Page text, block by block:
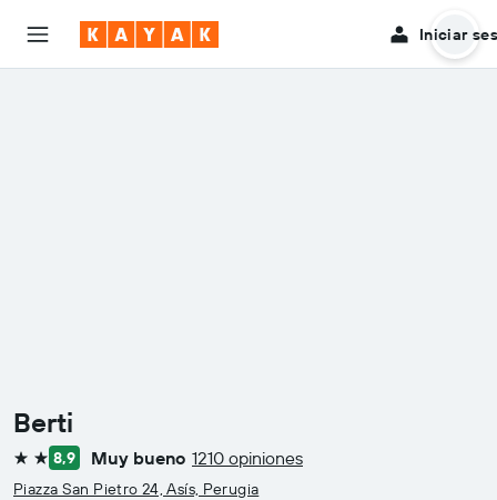
Iniciar
Berti
2 estrellas
8,9 Muy bueno 1210 opiniones
Piazza San Pietro 24, Asís, Perugia